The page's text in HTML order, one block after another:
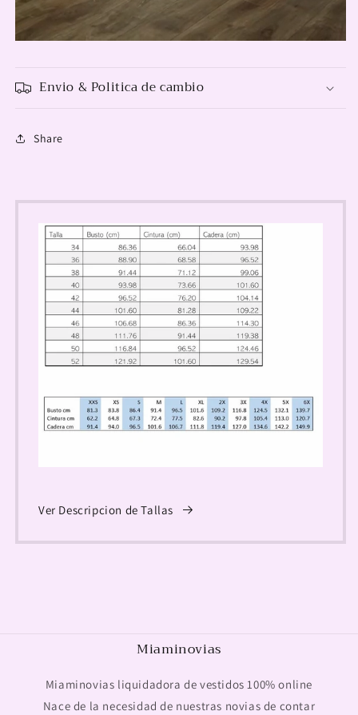
Envio & Politica de cambio
Share
Ver Descripcion de Tallas
Miaminovias
Miaminovias liquidadora de vestidos 100% online
Nace de la necesidad de nuestras novias de contar